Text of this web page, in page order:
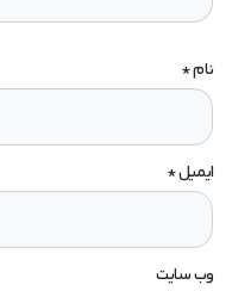
نام*
ایمیل*
وب‌ سایت